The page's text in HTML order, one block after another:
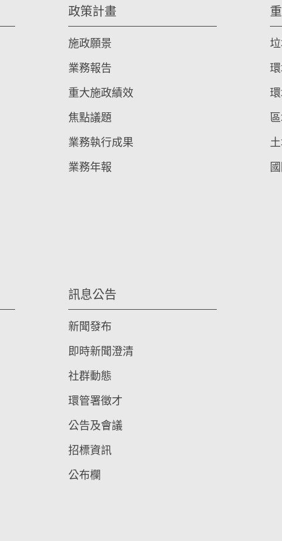
政策計畫
施政願景
業務報告
重大施政績效
焦點議題
業務執行成果
業務年報
訊息公告
新聞發布
即時新聞澄清
社群動態
環管署徵才
公告及會議
招標資訊
公布欄